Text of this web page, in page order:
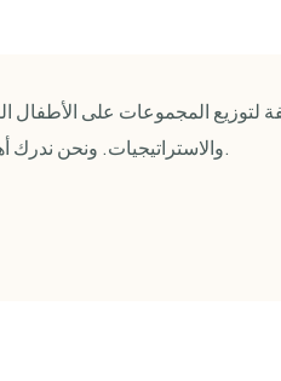
لتوزيع المجموعات على الأطفال
والاستراتيجيات. ونحن ندرك أهمية التحلي بالمرونة والتعاطف مع الثقافات المختلفة والظروف المتغيرة.